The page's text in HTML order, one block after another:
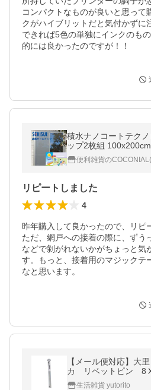
コンパクトなものが良いと思って
クがハイブリットだと気付かずに
できれば5色の単独にインクのも
的には良かったのですが！！
積水ナノコートテク
ップ2枚組
日差し対策 会社 窓 網
ド セキスイ 積水樹脂
便利雑貨の
リピートしました
4
昨年購入して良かったので、リピ
ただ、網戸への接着の際に、ずう
などで剝がれないかがちょっと気
す。もっと、接着用のマジックテ
なと思います。
【メール便対応】
カ リベットピン 8
3】生活雑貨 yutorito